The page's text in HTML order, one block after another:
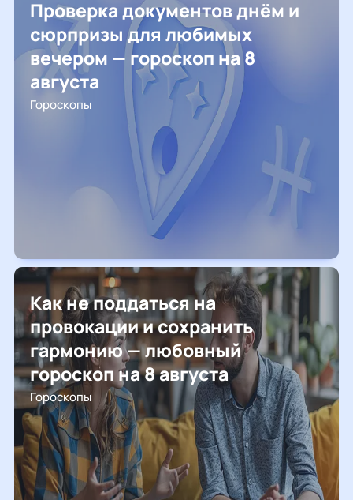
Проверка документов днём и
сюрпризы для любимых
вечером — гороскоп на 8
августа
Гороскопы
Как не поддаться на
провокации и сохранить
гармонию — любовный
гороскоп на 8 августа
Гороскопы